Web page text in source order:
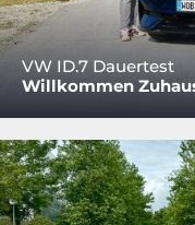
VW ID.7 Dauertest
Willkommen